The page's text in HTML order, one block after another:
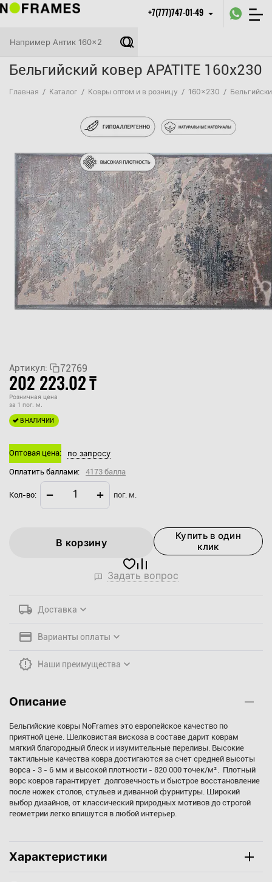
+7(777)747-01-49
Бельгийский ковер APATITE 160x230
Главная / Каталог / Ковры оптом и в розницу / 160x230 /
Артикул: 72769
202 223.02₸
Розничная цена
за 1 пог. м.
В НАЛИЧИИ
Оптовая цена: по запросу
Оплатить баллами: 4173 балла
Кол-во: +
− пог. м.
В корзину
Купить в один
клик
Задать вопрос
Доставка
Варианты оплаты
Наши преимущества
Описание
Бельгийские ковры NoFrames это европейское качество по
приятной цене. Шелковистая вискоза в составе дарит коврам
мягкий благородный блеск и изумительные переливы. Высокие
тактильные качества ковра достигаются за счет средней высоты
ворса - 3 - 6 мм и высокой плотности - 820 000 точек/м². Плотный
ворс ковров гарантирует долговечность и быстрое восстановление
после ножек столов, стульев и диванной фурнитуры. Широкий
выбор дизайнов, от классический природных мотивов до строгой
геометрии легко впишутся в любой интерьер.
Характеристики